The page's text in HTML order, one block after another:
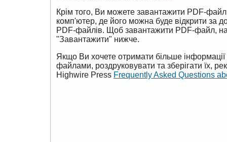
Крім того, Ви можете завантажити PDF-
комп'ютер, де його можна буде відкрити за
PDF-файлів. Щоб завантажити PDF-файл,
"Завантажити" нижче.
Якщо Ви хочете отримати більше
файлами, роздруковувати та зберігати їх,
Highwire Press Frequently Asked Questions